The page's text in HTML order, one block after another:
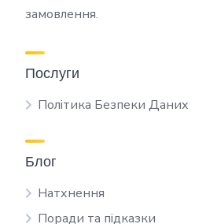
замовлення.
Послуги
Політика Безпеки Даних
Блог
Натхнення
Поради та підказки